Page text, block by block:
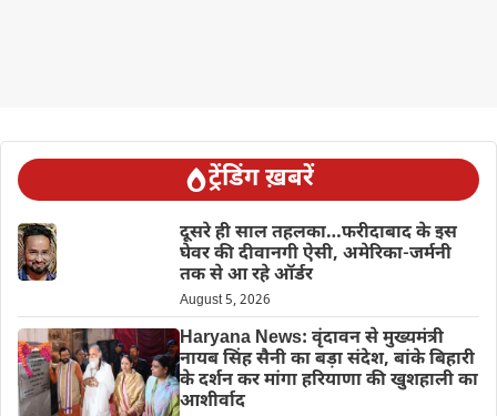
ट्रेंडिंग ख़बरें
दूसरे ही साल तहलका…फरीदाबाद के इस
घेवर की दीवानगी ऐसी, अमेरिका-जर्मनी
तक से आ रहे ऑर्डर
August 5, 2026
Haryana News: वृंदावन से मुख्यमंत्री
नायब सिंह सैनी का बड़ा संदेश, बांके बिहारी
के दर्शन कर मांगा हरियाणा की खुशहाली का
आशीर्वाद